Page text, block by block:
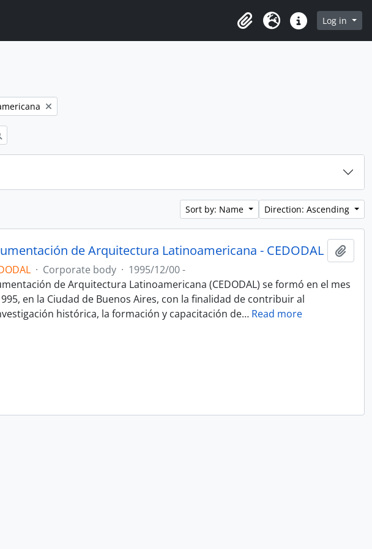
ClipboardLanguageQuick linksLog in
Sort by: Name Direction: Ascending
de Arquitectura Latinoamericana - CEDODAL
· Corporate body · 1995/12/00 -
de Arquitectura Latinoamericana (CEDODAL) se formó en el mes
en la Ciudad de Buenos Aires, con la finalidad de contribuir al
histórica, la formación y capacitación de… Read more